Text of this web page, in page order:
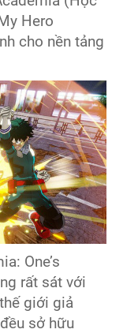
Hero
cho nền tảng
One’s
rất sát với
giới giả
sở hữu